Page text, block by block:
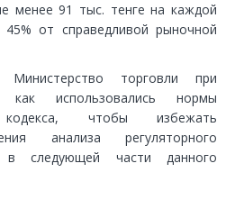
менее 91 тыс. тенге на каждой
от справедливой рыночной
Министерство торговли при
использовались нормы
кодекса, чтобы избежать
анализа регуляторного
в следующей части данного